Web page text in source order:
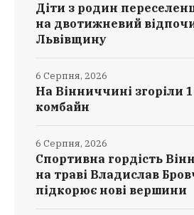
Діти з родин
на двотижневий
Львівщину
На Вінниччині згоріли
комбайн
6 Серпня, 2026
Спортивна гордість
на траві Владислав
підкорює нові вершини
6 Серпня, 2026